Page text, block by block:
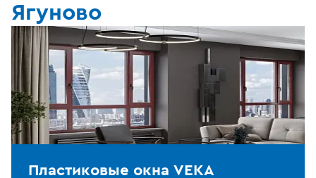
Ягуново
Пластиковые окна VEKA